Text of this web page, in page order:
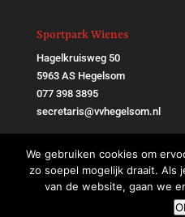
Sportpark Wienes
Hagelkruisweg 50
5963 AS Hegelsom
077 398 3895
secretaris@vvhegelsom.nl
VV
We gebruiken cookies om
zo soepel mogelijk draait. Als
van de website, gaan we